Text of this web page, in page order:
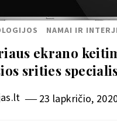
NAMAI IR
ekrano
srities
23 lapkričio,